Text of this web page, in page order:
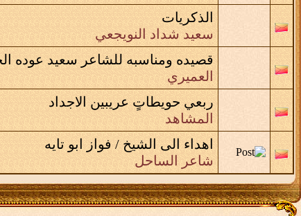
الذكريات
سعيد شداد النويجعي
قصيده ومناسبه للشاعر سعيد عوده
العميري
ربعي حويطاتٍ عريبين الاجداد
المشاهد
اهداء الى الشيخ / فواز ابو تايه
شاعر الساحل